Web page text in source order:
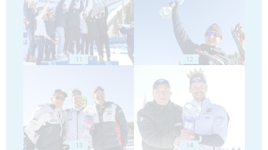
11 12
13 14